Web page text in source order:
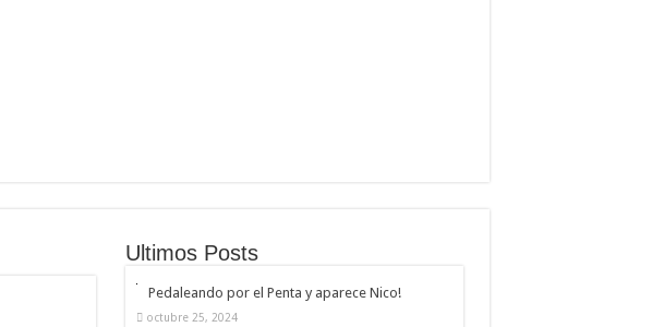
Ultimos Posts
Pedaleando por el Penta y aparece Nico!
octubre 25, 2024